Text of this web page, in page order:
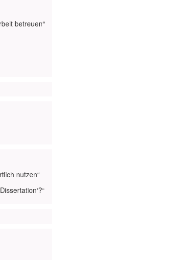
betreuen“
nutzen“